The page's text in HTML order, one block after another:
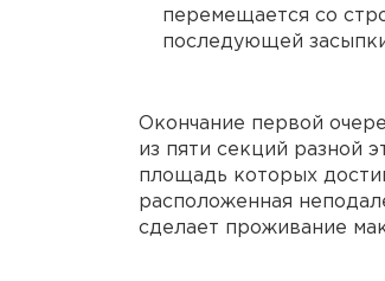
перемещается со
последующей
Окончание первой
из пяти секций разной
площадь которых
расположенная
сделает проживание